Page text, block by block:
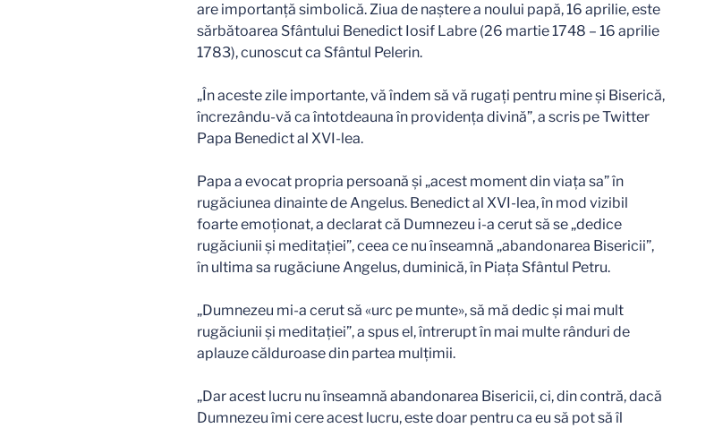
are importanță simbolică. Ziua de naștere a noului papă, 16 aprilie, este
sărbătoarea Sfântului Benedict Iosif Labre (26 martie 1748 – 16 aprilie
1783), cunoscut ca Sfântul Pelerin.
„În aceste zile importante, vă îndem să vă rugați pentru mine și Biserică,
încrezându-vă ca întotdeauna în providența divină”, a scris pe Twitter
Papa Benedict al XVI-lea.
Papa a evocat propria persoană şi „acest moment din viaţa sa” în
rugăciunea dinainte de Angelus. Benedict al XVI-lea, în mod vizibil
foarte emoţionat, a declarat că Dumnezeu i-a cerut să se „dedice
rugăciunii şi meditaţiei”, ceea ce nu înseamnă „abandonarea Bisericii”,
în ultima sa rugăciune Angelus, duminică, în Piaţa Sfântul Petru.
„Dumnezeu mi-a cerut să «urc pe munte», să mă dedic şi mai mult
rugăciunii şi meditaţiei”, a spus el, întrerupt în mai multe rânduri de
aplauze călduroase din partea mulţimii.
„Dar acest lucru nu înseamnă abandonarea Bisericii, ci, din contră, dacă
Dumnezeu îmi cere acest lucru, este doar pentru ca eu să pot să îl